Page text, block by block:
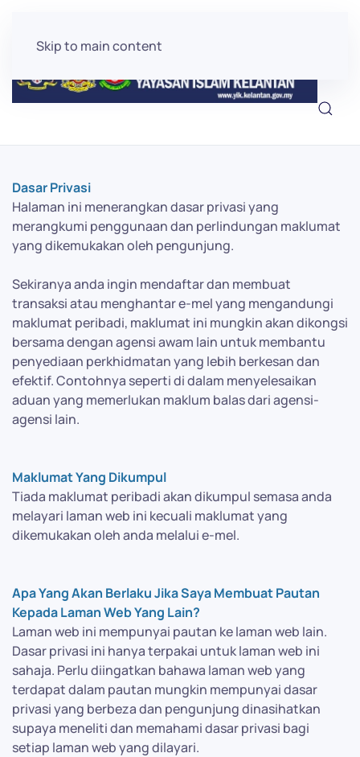
Skip to main content
Dasar Privasi
Halaman ini menerangkan dasar privasi yang
merangkumi penggunaan dan perlindungan maklumat
yang dikemukakan oleh pengunjung.
Sekiranya anda ingin mendaftar dan membuat
transaksi atau menghantar e-mel yang mengandungi
maklumat peribadi, maklumat ini mungkin akan dikongsi
bersama dengan agensi awam lain untuk membantu
penyediaan perkhidmatan yang lebih berkesan dan
efektif. Contohnya seperti di dalam menyelesaikan
aduan yang memerlukan maklum balas dari agensi-
agensi lain.
Maklumat Yang Dikumpul
Tiada maklumat peribadi akan dikumpul semasa anda
melayari laman web ini kecuali maklumat yang
dikemukakan oleh anda melalui e-mel.
Apa Yang Akan Berlaku Jika Saya Membuat Pautan
Kepada Laman Web Yang Lain?
Laman web ini mempunyai pautan ke laman web lain.
Dasar privasi ini hanya terpakai untuk laman web ini
sahaja. Perlu diingatkan bahawa laman web yang
terdapat dalam pautan mungkin mempunyai dasar
privasi yang berbeza dan pengunjung dinasihatkan
supaya meneliti dan memahami dasar privasi bagi
setiap laman web yang dilayari.